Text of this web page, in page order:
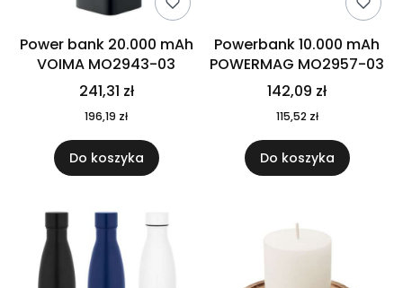
Power bank 20.000 mAh
VOIMA MO2943-03
241,31 zł
196,19 zł
Do koszyka
Powerbank 10.000 mAh
POWERMAG MO2957-03
142,09 zł
115,52 zł
Do koszyka